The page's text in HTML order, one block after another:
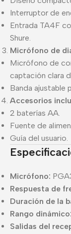
Interruptor de
Entrada TA4F
Shure.
Micrófono de
Micrófono de
captación clara
Banda ajustable
Accesorios
2 baterías AA.
Fuente de
Guía del usuario.
Micrófono:
Respuesta de
Duración de la
Rango dinámico:
Salidas del